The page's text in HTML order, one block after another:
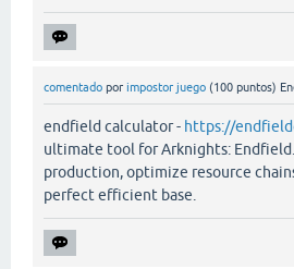
comentado por impostor juego (100 puntos)
endfield calculator - https://
ultimate tool for Arknights:
production, optimize resource
perfect efficient base.